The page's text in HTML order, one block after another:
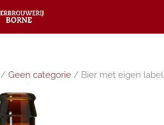
/Geen categorie / Bier met eigen label